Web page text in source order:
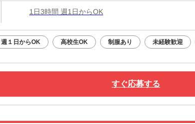
1日3時間 週1日からOK
週１日からOK 高校生OK 制服あり 未経験歓迎
すぐ応募する